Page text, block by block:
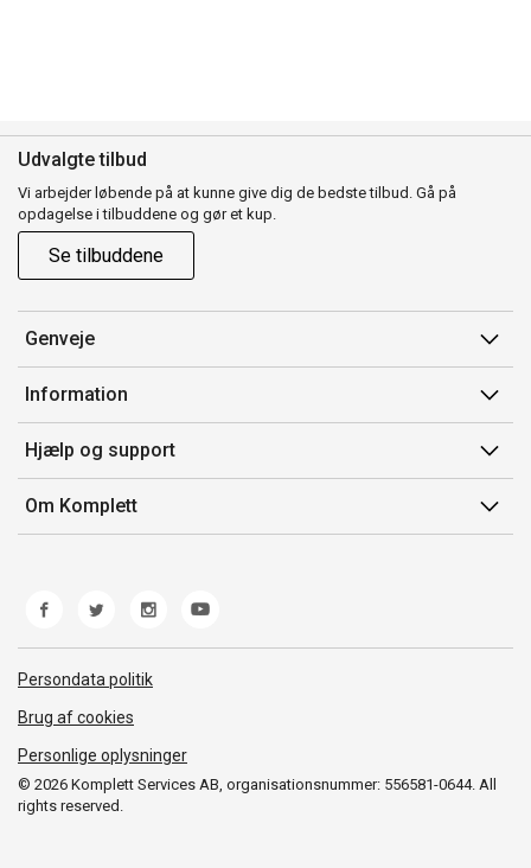
Udvalgte tilbud
Vi arbejder løbende på at kunne give dig de bedste tilbud. Gå på
opdagelse i tilbuddene og gør et kup.
Se tilbuddene
Genveje
Min side
Ordrehistorik
Gavekort
Information
Salgsbetingelser
Mærker/producent
Fortrydelsesret
Hjælp og support
Kontakt os
Kundeservice
Fejl/Mangler
Fragt og levering
Om Komplett
© 2026 Komplett Services AB, organisationsnummer: 556581-0644. All
rights reserved.
Persondata politik
Brug af cookies
Personlige oplysninger